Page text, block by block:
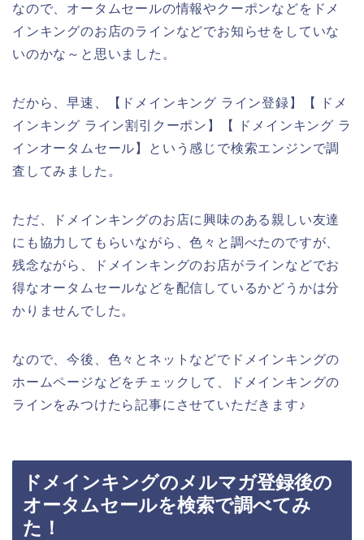
なので、オータムセールの情報やクーポンなどをドメ
インキングのお店のラインなどでお知らせをしていな
いのかな～と思いました。
だから、早速、【ドメインキング ライン登録】【 ドメ
インキング ライン割引クーポン】【 ドメインキング ラ
インオータムセール】という感じで検索エンジンで調
査してみました。
ただ、ドメインキングのお店に興味のある親しい友達
にも協力してもらいながら、色々と調べたのですが、
残念ながら、ドメインキングのお店がラインなどでお
得なオータムセールなどを配信しているかどうかは分
かりませんでした。
なので、今後、色々とネットなどでドメインキングの
ホームページなどをチェックして、ドメインキングの
ラインをみつけたら記事にさせていただきます♪
ドメインキングのメルマガ登録後の
オータムセールを検索で調べてみ
た！